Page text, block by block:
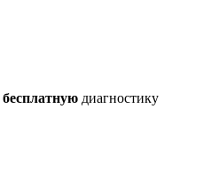
бесплатную диагностику